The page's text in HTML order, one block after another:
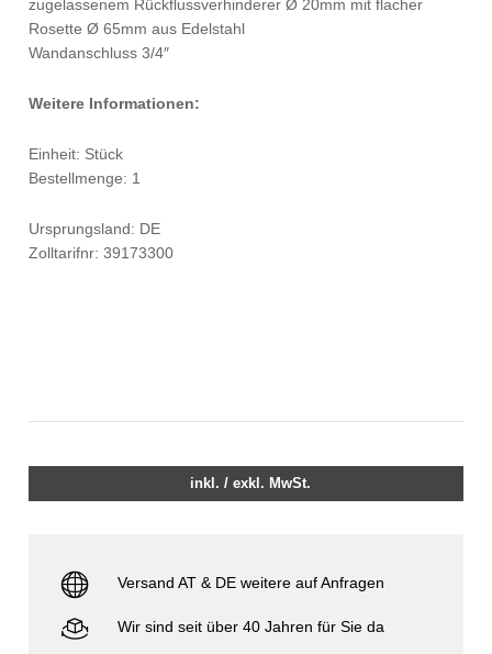
zugelassenem Rückflussverhinderer Ø 20mm mit flacher
Rosette Ø 65mm aus Edelstahl
Wandanschluss 3/4″
Weitere Informationen:
Einheit: Stück
Bestellmenge: 1
Ursprungsland: DE
Zolltarifnr: 39173300
inkl. / exkl. MwSt.
Versand AT & DE weitere auf Anfragen
Wir sind seit über 40 Jahren für Sie da